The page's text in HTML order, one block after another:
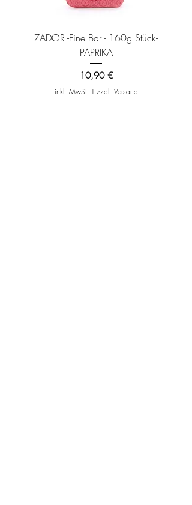
ZADOR -Fine Bar - 160g Stück-
PAPRIKA
Preis
10,90 €
inkl. MwSt. | zzgl. Versand